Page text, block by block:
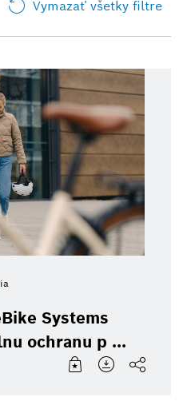
Vymazať všetky filtre
Systems
ochranu p ...